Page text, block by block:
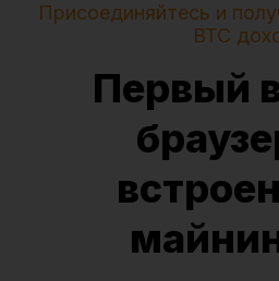
Присоединяйтесь и
BTC
Первый